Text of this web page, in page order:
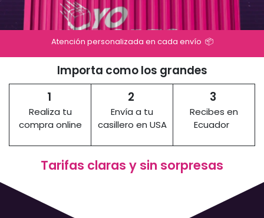
Atención personalizada en cada envío 📦
​Importa como los ​grandes
1
Realiza tu
compra online
2
Envía a tu
casillero en USA
3
Recibes en
Ecuador
Tarifas claras y sin sorpresas ​